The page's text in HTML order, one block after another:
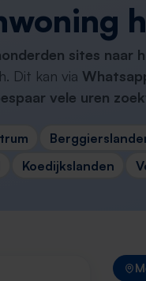
sites naar
Dit kan via
vele uren
Koedijkslanden